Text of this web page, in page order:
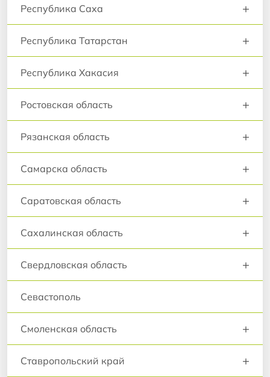
Республика Саха +
Республика Татарстан +
Республика Хакасия +
Ростовская область +
Рязанская область +
Самарска область +
Саратовская область +
Сахалинская область +
Свердловская область +
Севастополь
Смоленская область +
Ставропольский край +